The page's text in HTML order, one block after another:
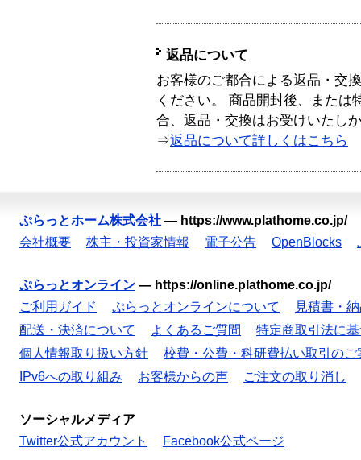
返品について
お客様のご都合による返品・交
ください。 商品開封後、または
合、返品・交換はお受けいたし
⇒返品について詳しくはこちら
ぷらっとホーム株式会社 — https://www.plathome.co.jp/
会社概要
株主・投資家情報 電子公告 OpenBlocks
ぷらっとオンライン — https://online.plathome.co.jp/
ご利用ガイド
ぷらっとオンラインについて
見積書・
配送・決済について
よくあるご質問
特定商取引法に
個人情報取り扱い方針
校費・公費・科研費払い取引のご
IPv6への取り組み
お客様からの声 ご注文の取り消し
ソーシャルメディア
Twitter公式アカウント
Facebook公式ページ